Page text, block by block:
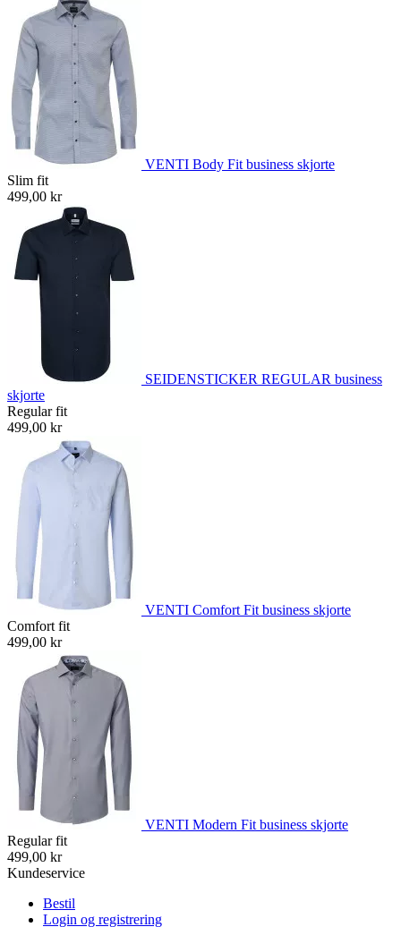
VENTI Body Fit business skjorte
Slim fit
499,00 kr
SEIDENSTICKER REGULAR business
skjorte
Regular fit
499,00 kr
VENTI Comfort Fit business skjorte
Comfort fit
499,00 kr
VENTI Modern Fit business skjorte
Regular fit
499,00 kr
Kundeservice
Bestil
Login og registrering